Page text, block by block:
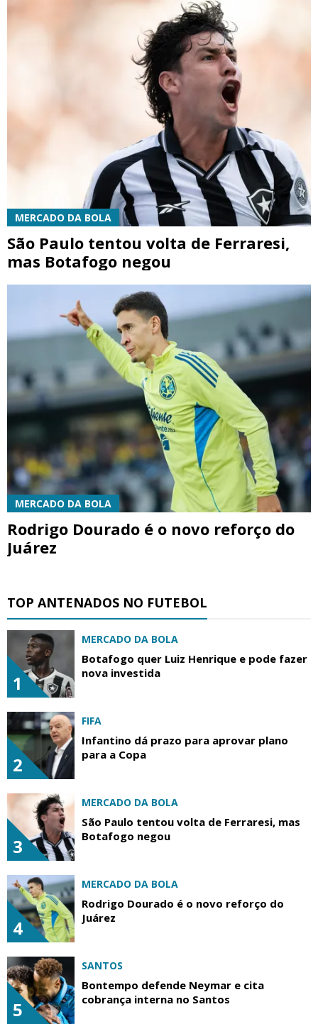
MERCADO DA BOLA
São Paulo tentou volta de Ferraresi,
mas Botafogo negou
MERCADO DA BOLA
Rodrigo Dourado é o novo reforço do
Juárez
TOP ANTENADOS NO FUTEBOL
1
MERCADO DA BOLA
Botafogo quer Luiz Henrique e pode fazer
nova investida
2
FIFA
Infantino dá prazo para aprovar plano
para a Copa
3
MERCADO DA BOLA
São Paulo tentou volta de Ferraresi, mas
Botafogo negou
4
MERCADO DA BOLA
Rodrigo Dourado é o novo reforço do
Juárez
5
SANTOS
Bontempo defende Neymar e cita
cobrança interna no Santos